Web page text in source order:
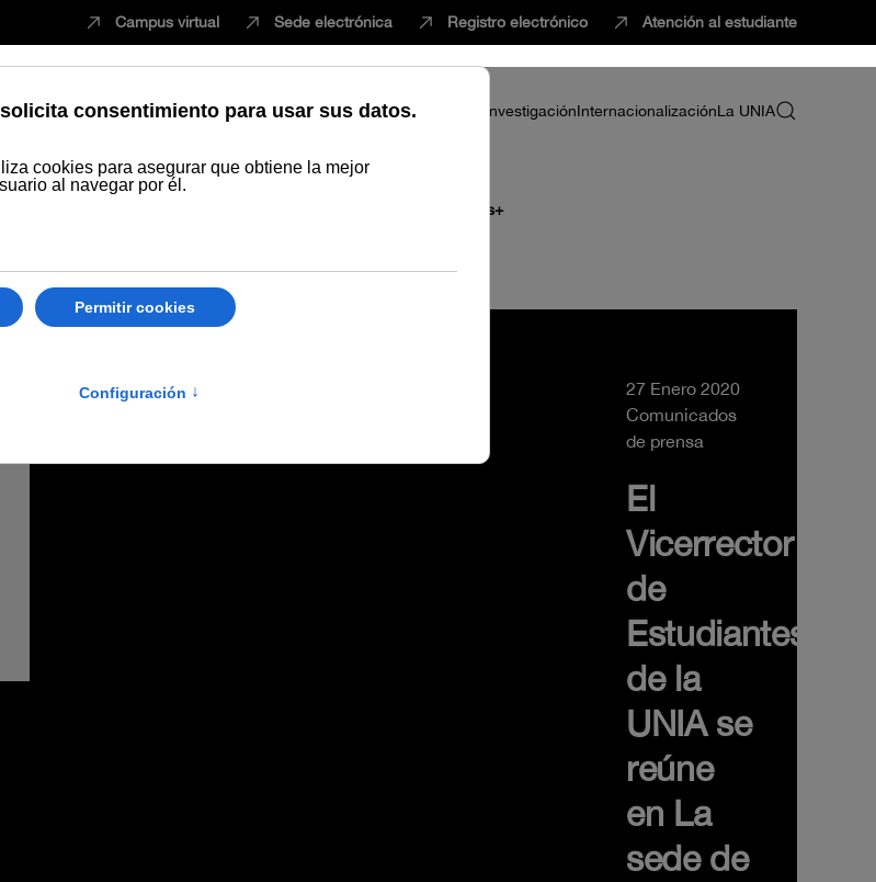
Campus virtual Sede electrónica Registro electrónico Atención al estudiante
EstudiarInnovaciónVida universitariaProfesorado InvestigaciónInternacionalizaciónLa UNIA
sede de La Rábida y da a conocer la oferta de becas y de Erasmus+
27 Enero 2020
Comunicados
de prensa
El
Vicerrector
de
Estudiantes
de la
UNIA se
reúne
en La
sede de